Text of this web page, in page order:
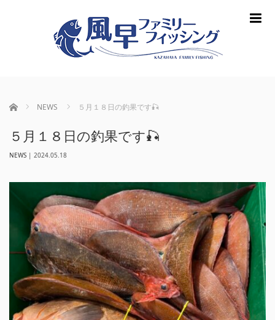
ホーム NEWS ５月１８日の釣果です🎣
５月１８日の釣果です🎣
NEWS | 2024.05.18